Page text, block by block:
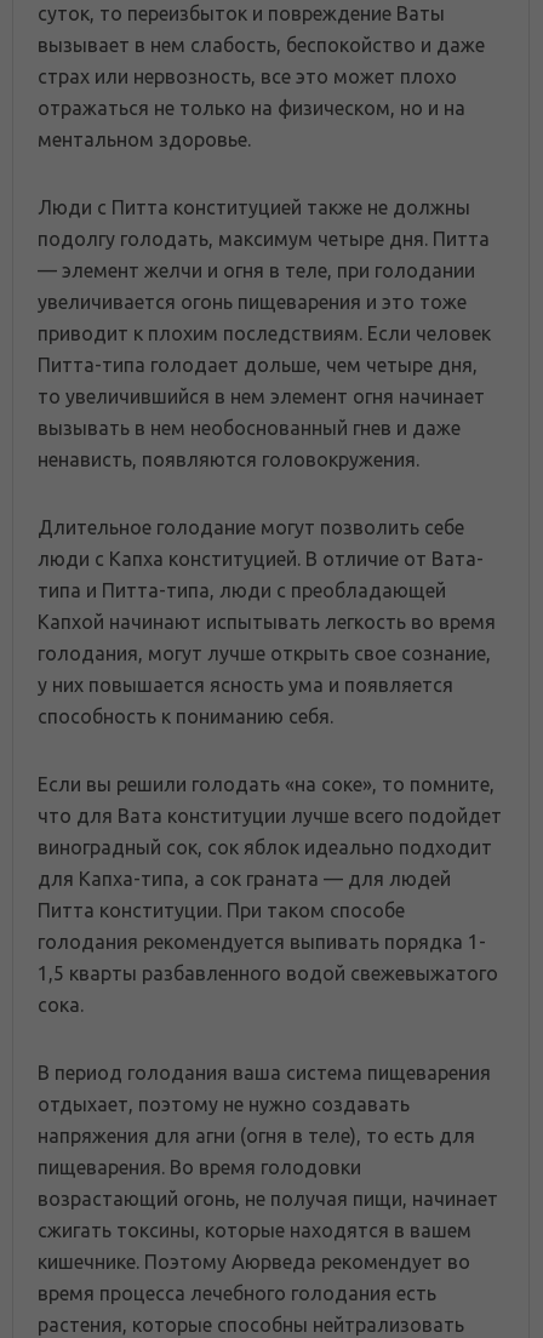
суток, то переизбыток и повреждение Ваты
вызывает в нем слабость, беспокойство и даже
страх или нервозность, все это может плохо
отражаться не только на физическом, но и на
ментальном здоровье.
Люди с Питта конституцией также не должны
подолгу голодать, максимум четыре дня. Питта
— элемент желчи и огня в теле, при голодании
увеличивается огонь пищеварения и это тоже
приводит к плохим последствиям. Если человек
Питта-типа голодает дольше, чем четыре дня,
то увеличившийся в нем элемент огня начинает
вызывать в нем необоснованный гнев и даже
ненависть, появляются головокружения.
Длительное голодание могут позволить себе
люди с Капха конституцией. В отличие от Вата-
типа и Питта-типа, люди с преобладающей
Капхой начинают испытывать легкость во время
голодания, могут лучше открыть свое сознание,
у них повышается ясность ума и появляется
способность к пониманию себя.
Если вы решили голодать «на соке», то помните,
что для Вата конституции лучше всего подойдет
виноградный сок, сок яблок идеально подходит
для Капха-типа, а сок граната — для людей
Питта конституции. При таком способе
голодания рекомендуется выпивать порядка 1-
1,5 кварты разбавленного водой свежевыжатого
сока.
В период голодания ваша система пищеварения
отдыхает, поэтому не нужно создавать
напряжения для агни (огня в теле), то есть для
пищеварения. Во время голодовки
возрастающий огонь, не получая пищи, начинает
сжигать токсины, которые находятся в вашем
кишечнике. Поэтому Аюрведа рекомендует во
время процесса лечебного голодания есть
растения, которые способны нейтрализовать